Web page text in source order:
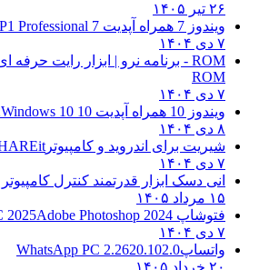
ویندوز 7 همراه آپدیت 7 SP1
7 SP1 Professional
ROM - برنامه نرو | ابزار رایت حرفه ای و
ویندوز 10 همراه آپدیت 10 22H2
Windows 10
شیریت برای اندروید و کامپیوترSHAREit
انی دسک ابزار قدرتمند کنترل کامپیوتر از
فتوشاپ CC 2025Adobe Photoshop 2024
واتساپWhatsApp PC 2.2620.102.0